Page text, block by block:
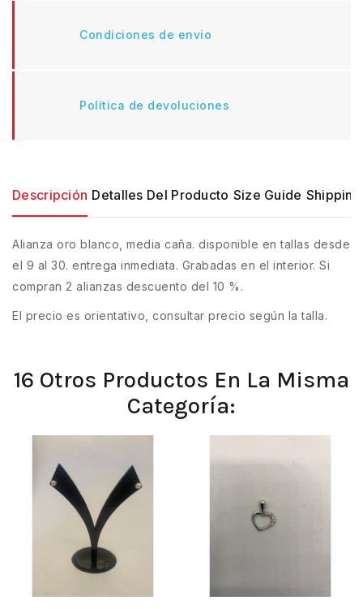
Condiciones de envio
Política de devoluciones
Descripción Detalles Del Producto Size Guide
Alianza oro blanco, media caña. disponible en tallas desde
el 9 al 30. entrega inmediata. Grabadas en el interior. Si
compran 2 alianzas descuento del 10 %.
El precio es orientativo, consultar precio según la talla.
16 Otros Productos En La Misma
Categoría: